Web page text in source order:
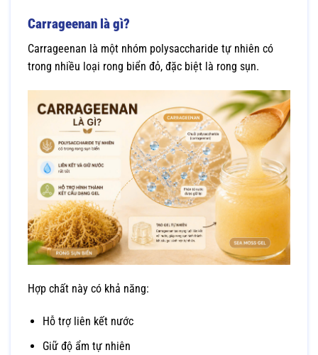
Carrageenan là gì?
Carrageenan là một nhóm polysaccharide tự nhiên có
trong nhiều loại rong biển đỏ, đặc biệt là rong sụn.
Hợp chất này có khả năng:
Hỗ trợ liên kết nước
Giữ độ ẩm tự nhiên